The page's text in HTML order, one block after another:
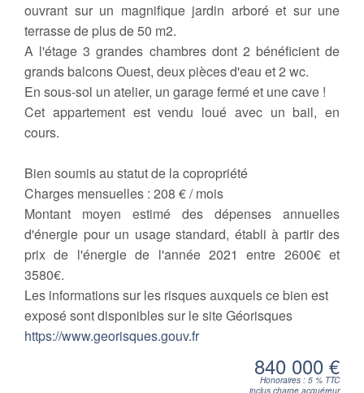
ouvrant sur un magnifique jardin arboré et sur une
terrasse de plus de 50 m2.
A l'étage 3 grandes chambres dont 2 bénéficient de
grands balcons Ouest, deux pièces d'eau et 2 wc.
En sous-sol un atelier, un garage fermé et une cave !
Cet appartement est vendu loué avec un bail, en
cours.
Bien soumis au statut de la copropriété
Charges mensuelles : 208 € / mois
Montant moyen estimé des dépenses annuelles
d'énergie pour un usage standard, établi à partir des
prix de l'énergie de l'année 2021 entre 2600€ et
3580€.
Les informations sur les risques auxquels ce bien est
exposé sont disponibles sur le site Géorisques
https://www.georisques.gouv.fr
840 000 €
Honoraires : 5 % TTC
inclus charge acquéreur